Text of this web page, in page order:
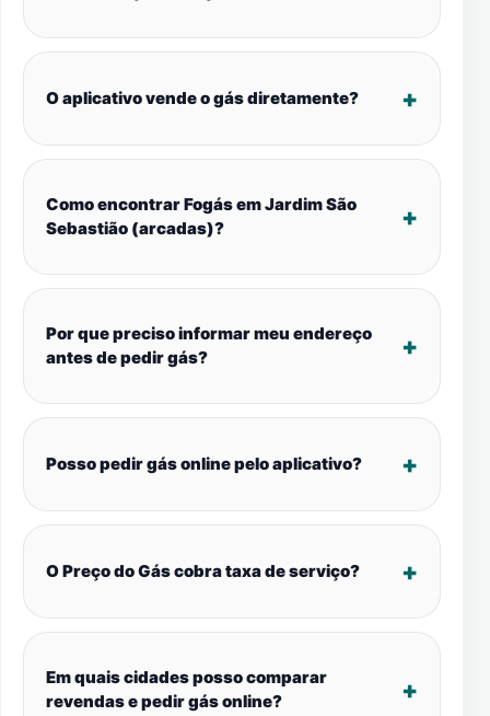
O aplicativo vende o gás diretamente?
Como encontrar Fogás em Jardim São
Sebastião (arcadas)?
Por que preciso informar meu endereço
antes de pedir gás?
Posso pedir gás online pelo aplicativo?
O Preço do Gás cobra taxa de serviço?
Em quais cidades posso comparar
revendas e pedir gás online?